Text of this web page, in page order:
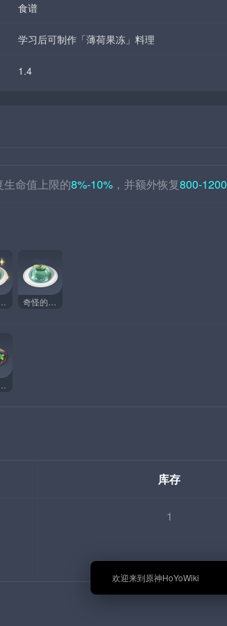
🎉 欢迎来到原神HoYoWiki
食谱
学习后可制作「薄荷果冻」料理
1.4
命值上限的8%-10% ，并额外恢复800-1200
库存
1